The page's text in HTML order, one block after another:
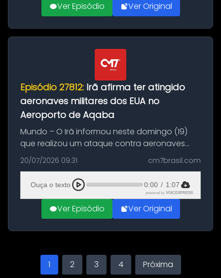
Ver Episódio Ver Original
Episódio 27812: Irã afirma ter atingido
aeronaves militares dos EUA no
Aeroporto de Aqaba
Mundo – O Irã informou neste domingo (19)
que realizou um ataque contra aeronaves
militares dos Estados Unidos estacionadas no
Aeroporto de Aqaba, na Jordânia, durante a
21ª fase da Operação Nasr 2. A...
20/07/2026 09:31 cm7brasil.com
Ouça o texto 0:00 / 1:07
powered by VOICEXPRESS
Ver Episódio Ver Original
1 2 3 4 Próxima